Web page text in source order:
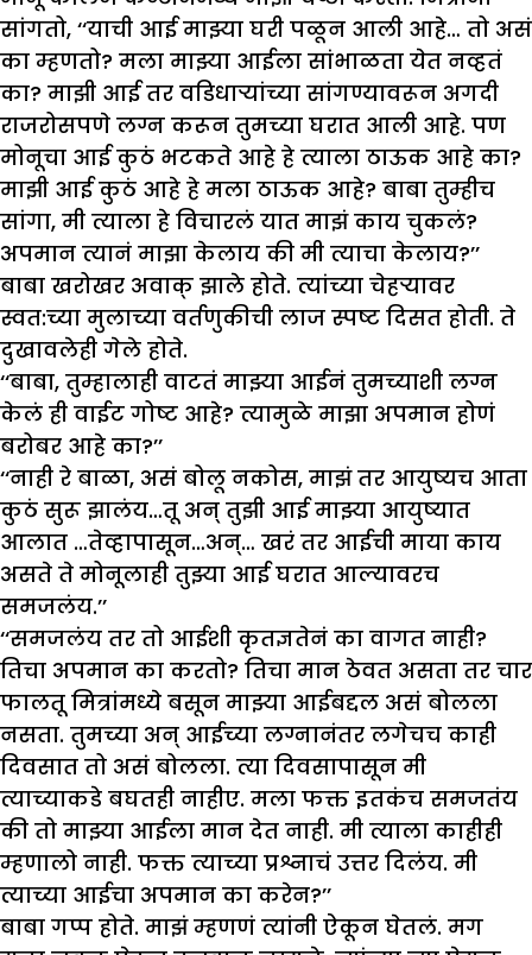
सांगतो, ‘‘याची आई माझ्या घरी पळून आली आहे… तो असं
का म्हणतो? मला माझ्या आईला सांभाळता येत नव्हतं
का? माझी आई तर वडिधाऱ्यांच्या सांगण्यावरून अगदी
राजरोसपणे लग्न करून तुमच्या घरात आली आहे. पण
मोनूचा आई कुठं भटकते आहे हे त्याला ठाऊक आहे का?
माझी आई कुठं आहे हे मला ठाऊक आहे? बाबा तुम्हीच
सांगा, मी त्याला हे विचारलं यात माझं काय चुकलं?
अपमान त्यानं माझा केलाय की मी त्याचा केलाय?’’
बाबा खरोखर अवाक् झाले होते. त्यांच्या चेहऱ्यावर
स्वत:च्या मुलाच्या वर्तणुकीची लाज स्पष्ट दिसत होती. ते
दुखावलेही गेले होते.
‘‘बाबा, तुम्हालाही वाटतं माझ्या आईनं तुमच्याशी लग्न
केलं ही वाईट गोष्ट आहे? त्यामुळे माझा अपमान होणं
बरोबर आहे का?’’
‘‘नाही रे बाळा, असं बोलू नकोस, माझं तर आयुष्यच आता
कुठं सुरू झालंय…तू अन् तुझी आई माझ्या आयुष्यात
आलात …तेव्हापासून…अन्… खरं तर आईची माया काय
असते ते मोनूलाही तुझ्या आई घरात आल्यावरच
समजलंय.’’
‘‘समजलंय तर तो आईशी कृतज्ञतेनं का वागत नाही?
तिचा अपमान का करतो? तिचा मान ठेवत असता तर चार
फालतू मित्रांमध्ये बसून माझ्या आईबद्दल असं बोलला
नसता. तुमच्या अन् आईच्या लग्नानंतर लगेचच काही
दिवसात तो असं बोलला. त्या दिवसापासून मी
त्याच्याकडे बघतही नाहीए. मला फक्त इतकंच समजतंय
की तो माझ्या आईला मान देत नाही. मी त्याला काहीही
म्हणालो नाही. फक्त त्याच्या प्रश्नाचं उत्तर दिलंय. मी
त्याच्या आईचा अपमान का करेन?’’
बाबा गप्प होते. माझं म्हणणं त्यांनी ऐकून घेतलं. मग